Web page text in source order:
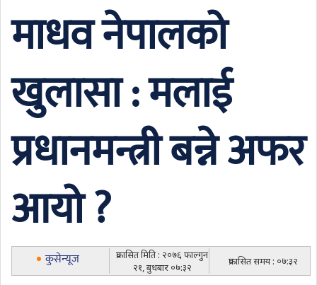
माधव नेपालको
खुलासा : मलाई
प्रधानमन्त्री बन्ने अफर
आयो ?
कुसेन्यूज
प्रकासित मिति : २०७६ फाल्गुन
२१, बुधबार ०७:३२
प्रकासित समय : ०७:३२